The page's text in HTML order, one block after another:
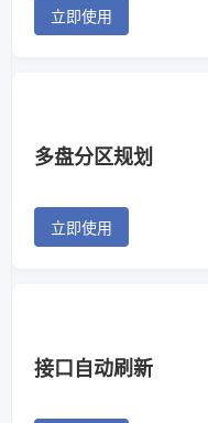
立即使用
多盘分区规划
立即使用
接口自动刷新